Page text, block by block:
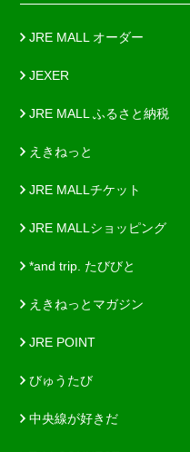
JRE MALL オーダー
JEXER
JRE MALL ふるさと納税
えきねっと
JRE MALLチケット
JRE MALLショッピング
*and trip. たびびと
えきねっとマガジン
JRE POINT
びゅうたび
中央線が好きだ